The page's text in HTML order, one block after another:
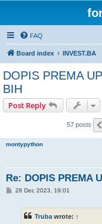
FAQ
Board index INVEST.BA
DOPIS PREMA
BIH
Post Reply
57 posts
montypython
Re: DOPIS PREMA
P28 Dec 2023, 19:01
Trubawrote: ↑